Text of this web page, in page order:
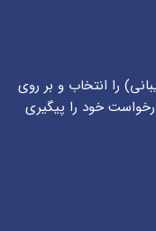
) را انتخاب و بر روی
خود را پیگیری